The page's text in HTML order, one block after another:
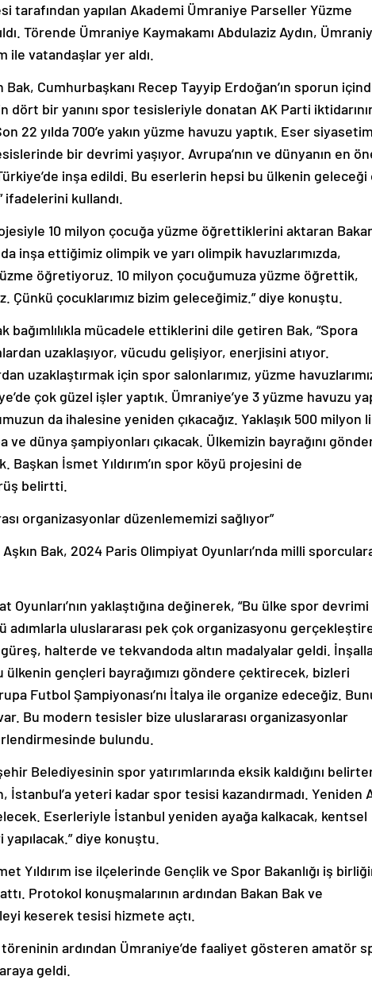
tarafından yapılan Akademi Ümraniye Parseller Yüzme
Törende Ümraniye Kaymakamı Abdulaziz Aydın,
ile vatandaşlar yer aldı.
Cumhurbaşkanı Recep Tayyip Erdoğan’ın sporun
dört bir yanını spor tesisleriyle donatan AK Parti
22 yılda 700’e yakın yüzme havuzu yaptık. Eser
bir devrimi yaşıyor. Avrupa’nın ve dünyanın en
inşa edildi. Bu eserlerin hepsi bu ülkenin geleceği
ifadelerini kullandı.
10 milyon çocuğa yüzme öğrettiklerini aktaran
inşa ettiğimiz olimpik ve yarı olimpik havuzlarımızda,
öğretiyoruz. 10 milyon çocuğumuza yüzme öğrettik,
çocuklarımız bizim geleceğimiz.” diye konuştu.
bağımlılıkla mücadele ettiklerini dile getiren Bak, “Spora
uzaklaşıyor, vücudu gelişiyor, enerjisini atıyor.
uzaklaştırmak için spor salonlarımız, yüzme
çok güzel işler yaptık. Ümraniye’ye 3 yüzme havuzu
da ihalesine yeniden çıkacağız. Yaklaşık 500 milyon
dünya şampiyonları çıkacak. Ülkemizin bayrağını
İsmet Yıldırım’ın spor köyü projesini de
belirtti.
organizasyonlar düzenlememizi sağlıyor”
Bak, 2024 Paris Olimpiyat Oyunları’nda milli
Oyunları’nın yaklaştığına değinerek, “Bu ülke spor devrimi
adımlarla uluslararası pek çok organizasyonu
halterde ve tekvandoda altın madalyalar geldi.
ülkenin gençleri bayrağımızı göndere çektirecek, bizleri
Futbol Şampiyonası’nı İtalya ile organize edeceğiz.
Bu modern tesisler bize uluslararası organizasyonlar
bulundu.
Belediyesinin spor yatırımlarında eksik kaldığını
İstanbul’a yeteri kadar spor tesisi kazandırmadı. Yeniden
Eserleriyle İstanbul yeniden ayağa kalkacak, kentsel
diye konuştu.
Yıldırım ise ilçelerinde Gençlik ve Spor Bakanlığı iş
Protokol konuşmalarının ardından Bakan Bak ve
keserek tesisi hizmete açtı.
töreninin ardından Ümraniye’de faaliyet gösteren amatör
geldi.